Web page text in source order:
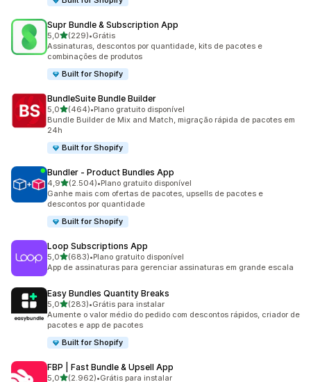
Supr Bundle & Subscription App
5,0de 5 estrelas
(229)
229 avaliações ao todo
•Grátis
Assinaturas, descontos por quantidade, kits de pacotes e
combinações de produtos
Built for Shopify
BundleSuite Bundle Builder
5,0de 5 estrelas
(464)
464 avaliações ao todo
•Plano gratuito disponível
Bundle Builder de Mix and Match, migração rápida de pacotes em
24h
Built for Shopify
Bundler ‑ Product Bundles App
4,9de 5 estrelas
(2.504)
2504 avaliações ao todo
•Plano gratuito disponível
Ganhe mais com ofertas de pacotes, upsells de pacotes e
descontos por quantidade
Built for Shopify
Loop Subscriptions App
5,0de 5 estrelas
(683)
683 avaliações ao todo
•Plano gratuito disponível
App de assinaturas para gerenciar assinaturas em grande escala
Easy Bundles Quantity Breaks
5,0de 5 estrelas
(283)
283 avaliações ao todo
•Grátis para instalar
Aumente o valor médio do pedido com descontos rápidos, criador de
pacotes e app de pacotes
Built for Shopify
FBP | Fast Bundle & Upsell App
5,0de 5 estrelas
(2.962)•Grátis para instalar